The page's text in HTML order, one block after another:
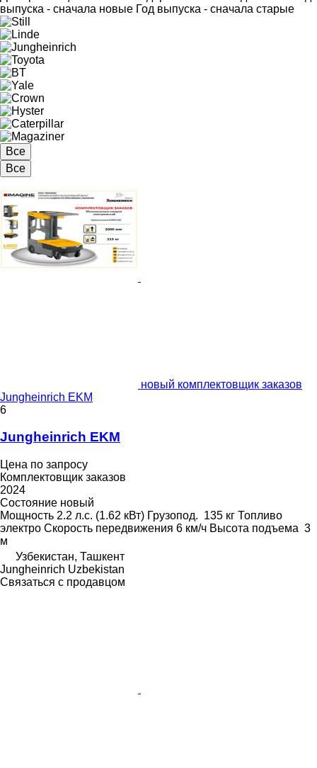
выпуска - сначала новые Год выпуска - сначала старые
Все
Все
новый комплектовщик заказов
Jungheinrich EKM
6
Jungheinrich EKM
Цена по запросу
Комплектовщик заказов
2024
Состояние новый
Мощность 2.2 л.с. (1.62 кВт) Грузопод. 135 кг Топливо
электро Скорость передвижения 6 км/ч Высота подъема 3
м
Узбекистан, Ташкент
Jungheinrich Uzbekistan
Связаться с продавцом